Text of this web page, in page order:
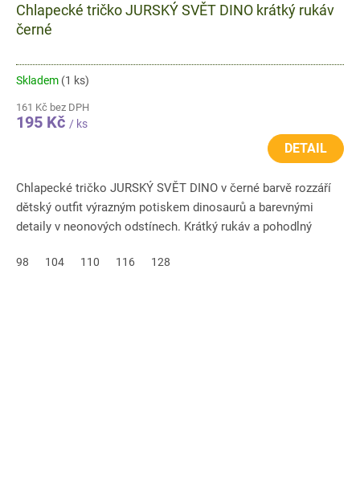
Chlapecké tričko JURSKÝ SVĚT DINO krátký rukáv
černé
Skladem (1 ks)
161 Kč bez DPH
195 Kč / ks
DETAIL
Chlapecké tričko JURSKÝ SVĚT DINO v černé barvě rozzáří
dětský outfit výrazným potiskem dinosaurů a barevnými
detaily v neonových odstínech. Krátký rukáv a pohodlný
98 104 110 116 128